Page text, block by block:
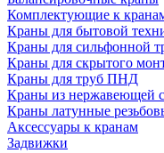
Комплектующие к
Краны для бытовой
Краны для сильфонной
Краны для скрытого
Краны для труб ПНД
Краны из нержавеющей
Краны латунные
Аксессуары к кранам
Задвижки